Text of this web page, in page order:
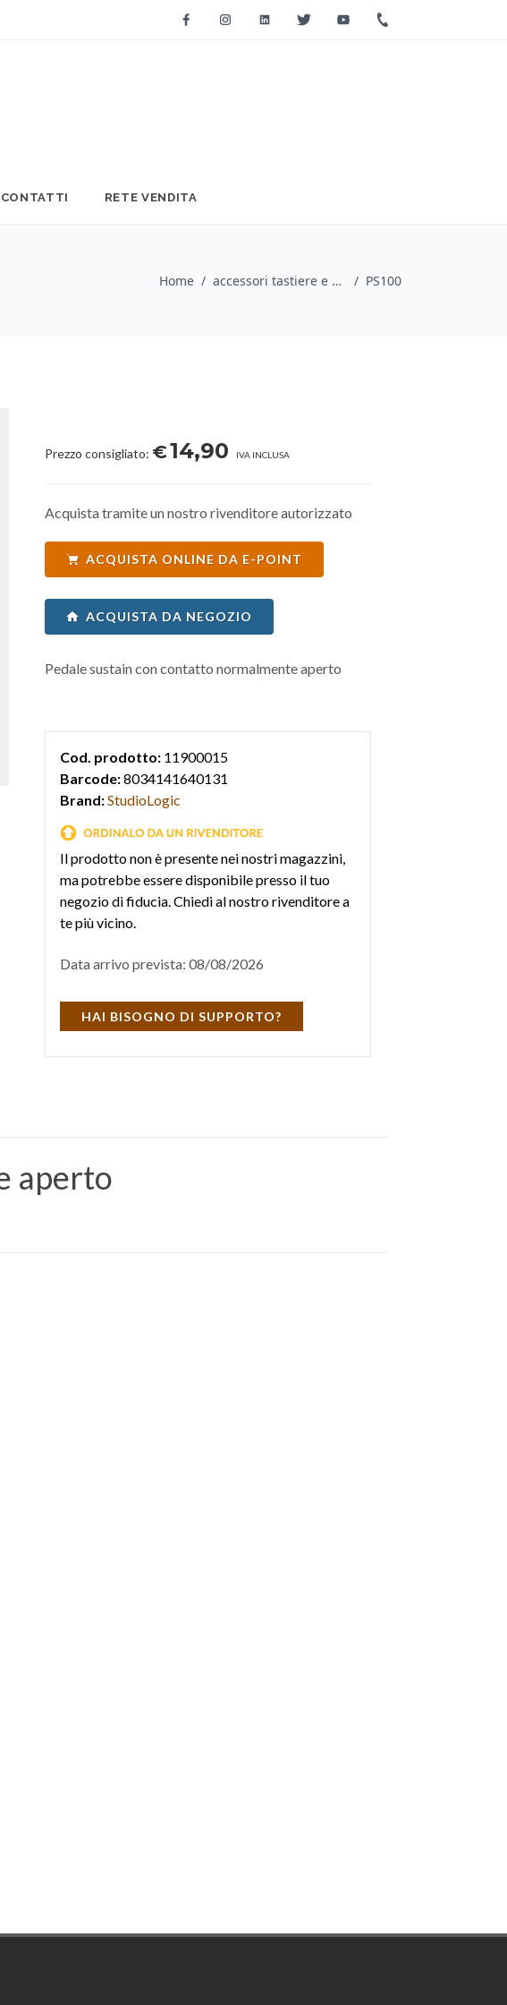
FacebookInstagramLinkedinTwitter Youtube
CONTATTI RETE VENDITA
Home / accessori tastiere e pianoforti / StudioLogic / PS100
Prezzo consigliato: €14,90 IVA INCLUSA
Acquista tramite un nostro rivenditore autorizzato
ACQUISTA ONLINE DA E-POINT
ACQUISTA DA NEGOZIO
Pedale sustain con contatto normalmente aperto
Cod. prodotto: 11900015
Barcode:8034141640131
Brand:StudioLogic
Il prodotto non è presente nei nostri magazzini,
ma potrebbe essere disponibile presso il tuo
negozio di fiducia. Chiedi al nostro rivenditore a
te più vicino.
Data arrivo prevista: 08/08/2026
HAI BISOGNO DI SUPPORTO?
aperto